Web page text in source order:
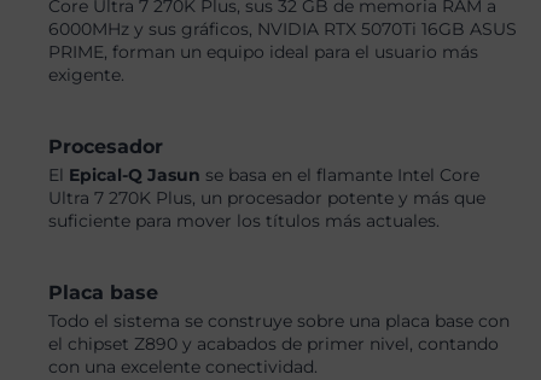
Core Ultra 7 270K Plus, sus 32 GB de memoria RAM a
6000MHz y sus gráficos, NVIDIA RTX 5070Ti 16GB ASUS
PRIME, forman un equipo ideal para el usuario más
exigente.
Procesador
El Epical-Q Jasun se basa en el flamante Intel Core
Ultra 7 270K Plus, un procesador potente y más que
suficiente para mover los títulos más actuales.
Placa base
Todo el sistema se construye sobre una placa base con
el chipset Z890 y acabados de primer nivel, contando
con una excelente conectividad.